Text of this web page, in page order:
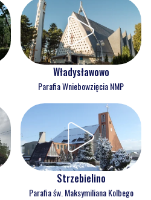
Władysławowo
Parafia Wniebowzięcia NMP
Strzebielino
Parafia św. Maksymiliana Kolbego